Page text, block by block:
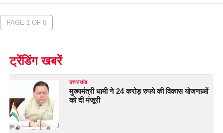
PAGE 1 OF 0
ट्रेंडिंग खबरें
उत्तराखंड
मुख्यमंत्री धामी ने 24 करोड़ रुपये की विकास योजनाओं
को दी मंजूरी